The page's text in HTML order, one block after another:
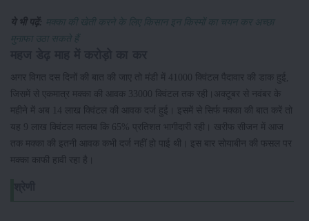
ये भी पढ़ें: मक्का की खेती करने के लिए किसान इन किस्मों का चयन कर अच्छा
मुनाफा उठा सकते हैं
अगर विगत दस दिनों की बात की जाए तो मंडी में 41000 क्विंटल पैदावार की डाक हुई,
जिसमें से एकमात्र मक्का की आवक 33000 क्विंटल तक रही।अक्टूबर से नवंबर के
महीने में अब 14 लाख क्विंटल की आवक दर्ज हुई। इसमें से सिर्फ मक्का की बात करें तो
यह 9 लाख क्विंटल मतलब कि 65% प्रतिशत भागीदारी रही। खरीफ सीजन में आज
तक मक्का की इतनी आवक कभी दर्ज नहीं हो पाई थी। इस बार सोयाबीन की फसल पर
मक्का काफी हावी रहा है।